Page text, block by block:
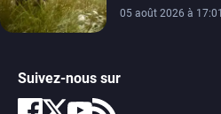
05 août 2026 à 17:01
Suivez-nous sur